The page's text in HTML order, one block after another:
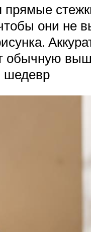
прямые
они не
обычную
шедевр